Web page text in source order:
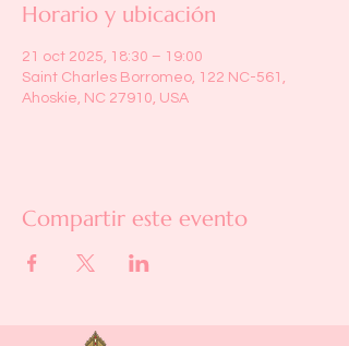
Horario y ubicación
21 oct 2025, 18:30 – 19:00
Saint Charles Borromeo, 122 NC-561,
Ahoskie, NC 27910, USA
Compartir este evento